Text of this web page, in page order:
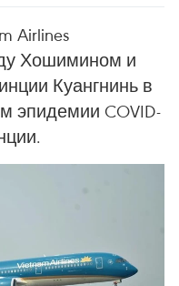
Airlines
Хошимином и
Куангнинь в
эпидемии COVID-